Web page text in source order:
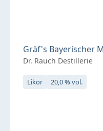
Gräf's Bayerischer
Dr. Rauch Destillerie
Likör 20,0 % vol.